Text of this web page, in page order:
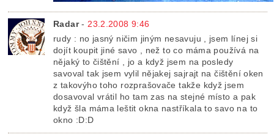
Radar- 23.2.2008 9:46
rudy : no jasný ničim jiným nesavuju , jsem línej si
dojít koupit jiné savo , než to co máma používá na
nějaký to čištění , jo a když jsem na posledy
savoval tak jsem vylil nějakej sajrajt na čištění oken
z takovýho toho rozprašovače takže když jsem
dosavoval vrátil ho tam zas na stejné místo a pak
když šla máma leštit okna nastříkala to savo na to
okno :D:D